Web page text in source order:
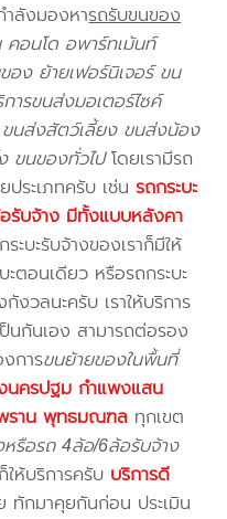
ลังมองหารถรับขนของ
อนโด อพาร์ทเม้นท์
ง ย้ายเฟอร์นิเจอร์ ขน
ารขนส่งมอเตอร์ไซค์
นส่งสัตว์เลี้ยง ขนส่งน้อง
ขนของทั่วไปโดยเรามีรถ
ประเภทครับ เช่นรถกระบะ
รับจ้าง มีทั้งแบบหลังคา
ระบะรับจ้างของเราก็มีให้
ตอนเดียว หรือรถกระบะ
งวลนะครับ เราให้บริการ
นกันเอง สามารถต่อรอง
การขนย้ายของในพื้นที่
นครปฐม กำแพงแสน
ราน พุทธมณฑล ทุกเขต
หรือรถ 4ล้อ/6ล้อรับจ้าง
ให้บริการครับ บริการดี
ทักมาคุยกันก่อน ประเมิน